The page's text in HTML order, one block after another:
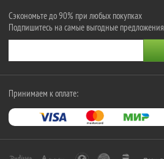
Сэкономьте до 90% при любых покупках
Подпишитесь на самые выгодные предложения
Принимаем к оплате: